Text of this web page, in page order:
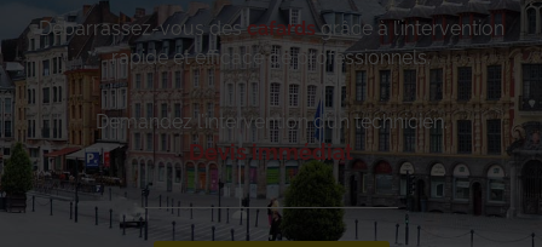
Débarrassez-vous descafardsgrâce à l’intervention
rapide et efficace de professionnels.
Demandez l’intervention d’un technicien.
Devis immédiat